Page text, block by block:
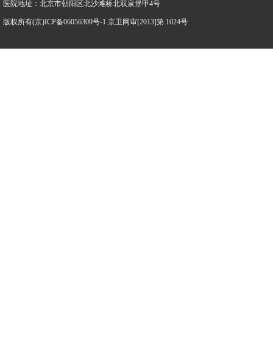
医院地址：北京市朝阳区北沙滩桥北双泉堡甲4号
版权所有(京)ICP备06056309号-1 京卫网审[2013]第 1024号